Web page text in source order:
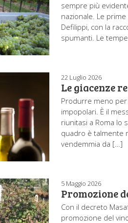
sempre più
nazionale. Le
Defilippi, con la
spumanti. Le
22 Luglio 2026
Le giacenze
Produrre meno
impopolari. È il
riunitasi a Roma lo
quadro è talmente
vendemmia da […]
5 Maggio 2026
Promozione
Con il decreto
promozione del